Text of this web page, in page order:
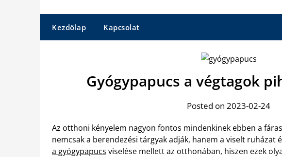
Kezdőlap Kapcsolat
Gyógypapucs a végtagok
Posted on 2023-02-24
Az otthoni kényelem nagyon fontos mindenkinek ebben a
nemcsak a berendezési tárgyak adják, hanem a viselt ruházat
a gyógypapucs viselése mellett az otthonában, hiszen ezek